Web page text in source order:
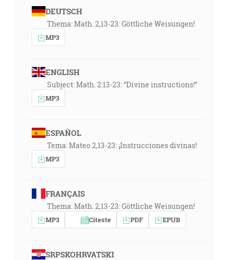
DEUTSCH
Thema: Math. 2,13-23: Göttliche Weisungen!
MP3
ENGLISH
Subject: Math. 2:13-23: “Divine instructions!”
MP3
ESPAÑOL
Tema: Mateo 2,13-23: ¡Instrucciones divinas!
MP3
FRANÇAIS
Thema: Math. 2,13-23: Göttliche Weisungen!
MP3 Citeste PDF EPUB
SRPSKOHRVATSKI